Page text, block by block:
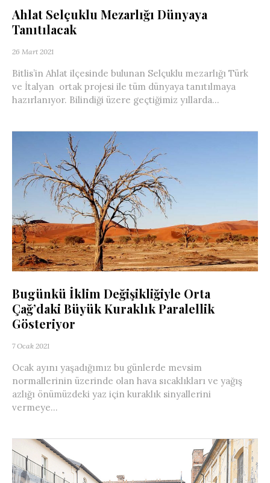
Ahlat Selçuklu Mezarlığı Dünyaya
Tanıtılacak
26 Mart 2021
Bitlis’in Ahlat ilçesinde bulunan Selçuklu mezarlığı Türk
ve İtalyan ortak projesi ile tüm dünyaya tanıtılmaya
hazırlanıyor. Bilindiği üzere geçtiğimiz yıllarda...
Bugünkü İklim Değişikliğiyle Orta
Çağ’daki Büyük Kuraklık Paralellik
Gösteriyor
7 Ocak 2021
Ocak ayını yaşadığımız bu günlerde mevsim
normallerinin üzerinde olan hava sıcaklıkları ve yağış
azlığı önümüzdeki yaz için kuraklık sinyallerini
vermeye...